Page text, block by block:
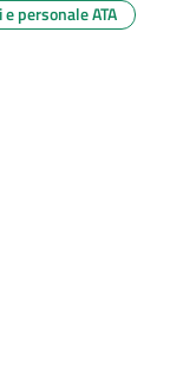
personale ATA